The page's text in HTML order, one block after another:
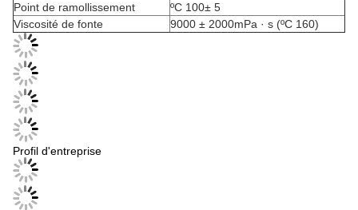
Point de ramollissement
ºC 100± 5
Viscosité de fonte
9000 ± 2000mPa · s (ºC 160)
Profil d'entreprise